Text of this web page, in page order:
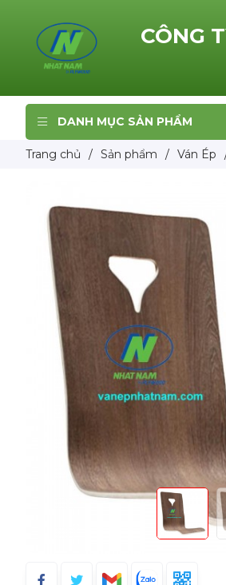
CÔNG
DANH MỤC SẢN PHẨM
Trang chủ / Sản phẩm / Ván Ép